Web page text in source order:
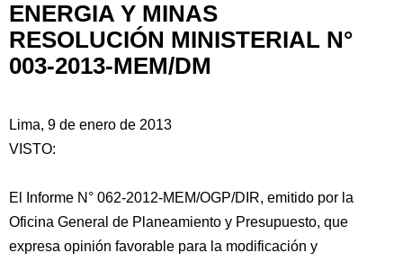
ENERGIA Y MINAS
RESOLUCIÓN MINISTERIAL N°
003-2013-MEM/DM
Lima, 9 de enero de 2013
VISTO:
El Informe N° 062-2012-MEM/OGP/DIR, emitido por la
Oficina General de Planeamiento y Presupuesto, que
expresa opinión favorable para la modificación y